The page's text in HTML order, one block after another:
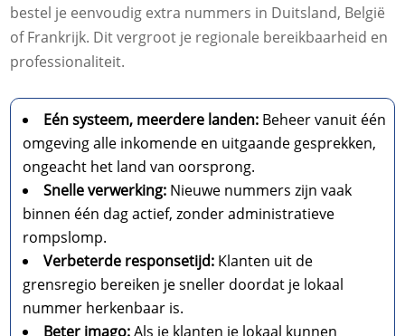
bestel je eenvoudig extra nummers in Duitsland, België
of Frankrijk. Dit vergroot je regionale bereikbaarheid en
professionaliteit.
Eén systeem, meerdere landen: Beheer vanuit één
omgeving alle inkomende en uitgaande gesprekken,
ongeacht het land van oorsprong.
Snelle verwerking: Nieuwe nummers zijn vaak
binnen één dag actief, zonder administratieve
rompslomp.
Verbeterde responsetijd: Klanten uit de
grensregio bereiken je sneller doordat je lokaal
nummer herkenbaar is.
Beter imago:Als je klanten je lokaal kunnen